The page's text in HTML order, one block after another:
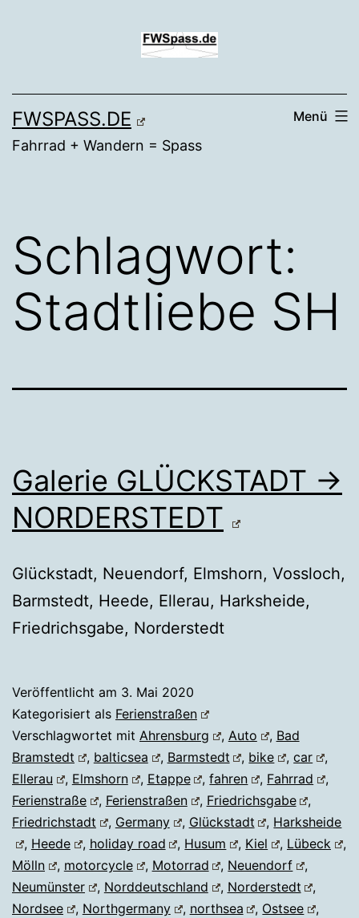
FWSPASS.DE
Fahrrad + Wandern = Spass
Menü
Schlagwort:
Stadtliebe SH
Galerie GLÜCKSTADT →
NORDERSTEDT
Glückstadt, Neuendorf, Elmshorn, Vossloch,
Barmstedt, Heede, Ellerau, Harksheide,
Friedrichsgabe, Norderstedt
Veröffentlicht am 3. Mai 2020
Kategorisiert als Ferienstraßen
Verschlagwortet mit Ahrensburg , Auto , Bad
Bramstedt
, balticsea , Barmstedt , bike ,car
,
Ellerau
, Elmshorn , Etappe ,fahren , Fahrrad
,
Ferienstraße
, Ferienstraßen , Friedrichsgabe
,
Friedrichstadt
, Germany , Glückstadt , Harksheide
, Heede , holiday road , Husum , Kiel , Lübeck
,
Mölln
, motorcycle , Motorrad , Neuendorf
,
Neumünster
, Norddeutschland , Norderstedt
,
Nordsee
, Northgermany , northsea , Ostsee
,